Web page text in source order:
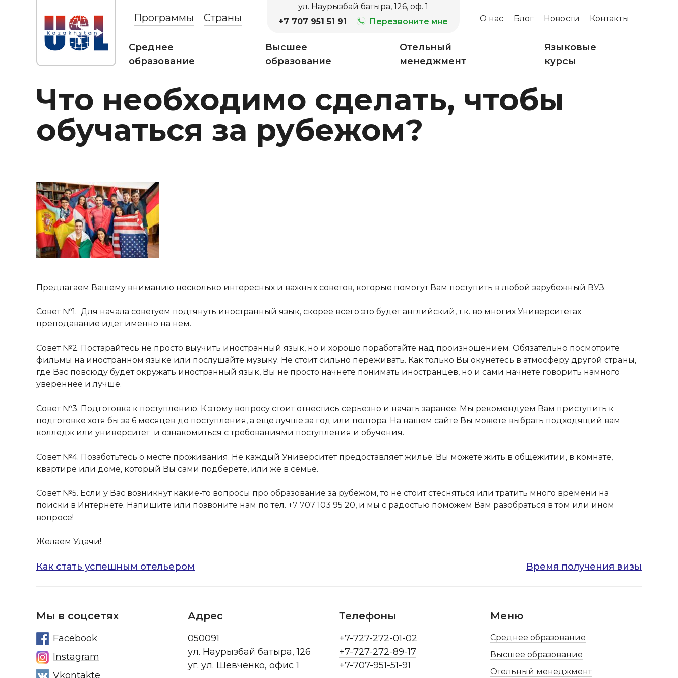
Программы Страны
ул. Наурызбай батыра, 126, оф. 1
+7 707 951 51 91
Перезвоните мне О нас Блог Новости Контакты
Среднее
образование
Высшее
образование
Отельный
менеджмент
Языковые
курсы
Что необходимо сделать, чтобы
обучаться за рубежом?
Предлагаем Вашему вниманию несколько интересных и важных советов, которые помогут Вам поступить в любой зарубежный ВУЗ.
Совет №1. Для начала советуем подтянуть иностранный язык, скорее всего это будет английский, т.к. во многих Университетах
преподавание идет именно на нем.
Совет №2. Постарайтесь не просто выучить иностранный язык, но и хорошо поработайте над произношением. Обязательно посмотрите
фильмы на иностранном языке или послушайте музыку. Не стоит сильно переживать. Как только Вы окунетесь в атмосферу другой страны,
где Вас повсюду будет окружать иностранный язык, Вы не просто начнете понимать иностранцев, но и сами начнете говорить намного
увереннее и лучше.
Совет №3. Подготовка к поступлению. К этому вопросу стоит отнестись серьезно и начать заранее. Мы рекомендуем Вам приступить к
подготовке хотя бы за 6 месяцев до поступления, а еще лучше за год или полтора. На нашем сайте Вы можете выбрать подходящий вам
колледж или университет и ознакомиться с требованиями поступления и обучения.
Совет №4. Позаботьтесь о месте проживания. Не каждый Университет предоставляет жилье. Вы можете жить в общежитии, в комнате,
квартире или доме, который Вы сами подберете, или же в семье.
Совет №5. Если у Вас возникнут какие-то вопросы про образование за рубежом, то не стоит стесняться или тратить много времени на
поиски в Интернете. Напишите или позвоните нам по тел. +7 707 103 95 20, и мы с радостью поможем Вам разобраться в том или ином
вопросе!
Желаем Удачи!
Навигация
Как стать успешным отельером Время получения визы
Мы в соцсетях
Facebook
Instagram
Vkontakte
Адрес
050091
ул. Наурызбай батыра, 126
уг. ул. Шевченко, офис 1
Телефоны
+7-727-272-01-02
+7-727-272-89-17
+7-707-951-51-91
Меню
Среднее образование
Высшее образование
Отельный менеджмент